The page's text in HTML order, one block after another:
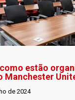
estão
Manchester
de 2024